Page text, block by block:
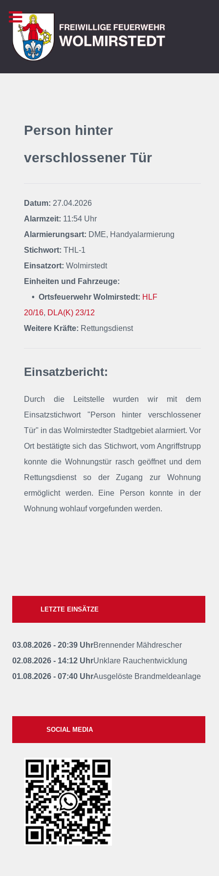
Person hinter
verschlossener Tür
Datum: 27.04.2026
Alarmzeit: 11:54 Uhr
Alarmierungsart: DME, Handyalarmierung
Stichwort: THL-1
Einsatzort: Wolmirstedt
Einheiten und Fahrzeuge:
• Ortsfeuerwehr Wolmirstedt: HLF
20/16, DLA(K) 23/12
Weitere Kräfte: Rettungsdienst
Einsatzbericht:
Durch die Leitstelle wurden wir mit dem
Einsatzstichwort "Person hinter verschlossener
Tür" in das Wolmirstedter Stadtgebiet alarmiert. Vor
Ort bestätigte sich das Stichwort, vom Angriffstrupp
konnte die Wohnungstür rasch geöffnet und dem
Rettungsdienst so der Zugang zur Wohnung
ermöglicht werden. Eine Person konnte in der
Wohnung wohlauf vorgefunden werden.
LETZTE EINSÄTZE
03.08.2026 - 20:39 UhrBrennender Mähdrescher
02.08.2026 - 14:12 UhrUnklare Rauchentwicklung
01.08.2026 - 07:40 UhrAusgelöste Brandmeldeanlage
SOCIAL MEDIA